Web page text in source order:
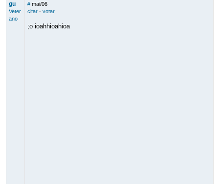
gu
Veter
ano
# mai/06
citar· votar
;o ioahhioahioa